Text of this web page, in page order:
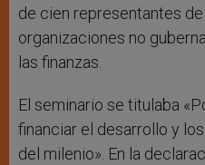
de cien representantes
organizaciones no
las finanzas.
El seminario se titulaba
financiar el desarrollo y
del milenio». En la